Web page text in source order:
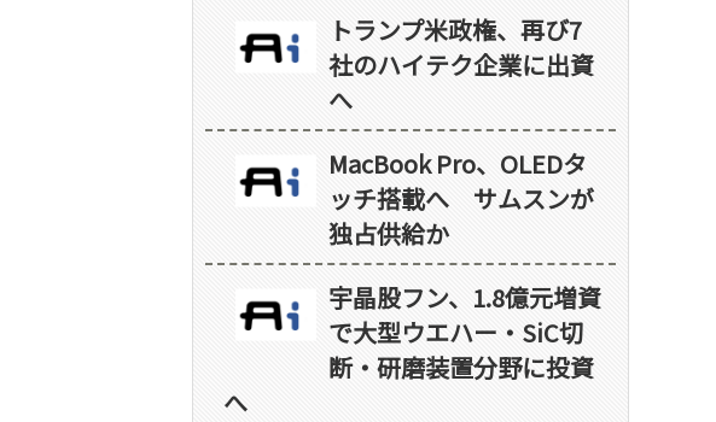
トランプ米政権、再び7
社のハイテク企業に出資
へ
MacBook Pro、OLEDタ
ッチ搭載へ サムスンが
独占供給か
宇晶股フン、1.8億元増資
で大型ウエハー・SiC切
断・研磨装置分野に投資
へ